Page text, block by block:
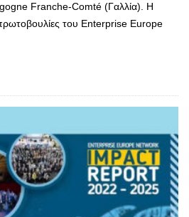
Franche-Comté (Γαλλία). Η
του Enterprise Europe